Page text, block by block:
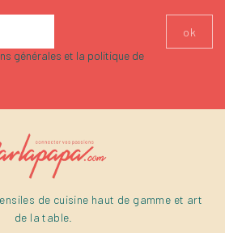
générales et la politique de
de cuisine haut de gamme et art
de la table.